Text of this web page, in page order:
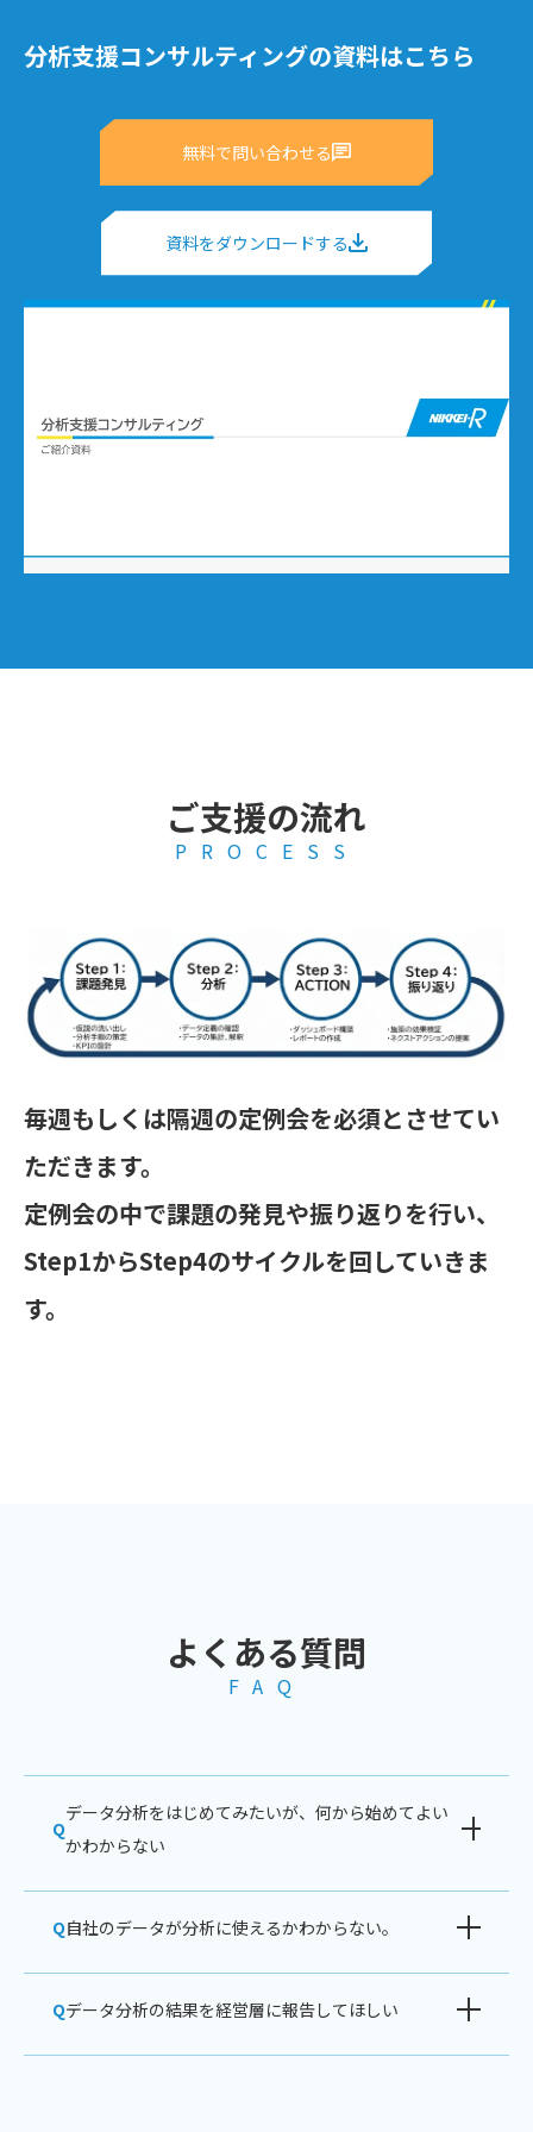
分析支援コンサルティングの資料はこちら
無料で問い合わせる
資料をダウンロードする
ご支援の流れ
PROCESS
毎週もしくは隔週の定例会を必須とさせてい
ただきます。
定例会の中で課題の発見や振り返りを行い、
Step1からStep4のサイクルを回していきま
す。
よくある質問
FAQ
Q
データ分析をはじめてみたいが、何から始めてよい
かわからない
Q自社のデータが分析に使えるかわからない。
Qデータ分析の結果を経営層に報告してほしい